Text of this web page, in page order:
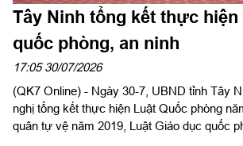
Tây Ninh tổng kết thực hiện
quốc phòng, an ninh
17:05 30/07/2026
(QK7 Online) - Ngày 30-7, UBND tỉnh Tây
nghị tổng kết thực hiện Luật Quốc phòng
quân tự vệ năm 2019, Luật Giáo dục quốc